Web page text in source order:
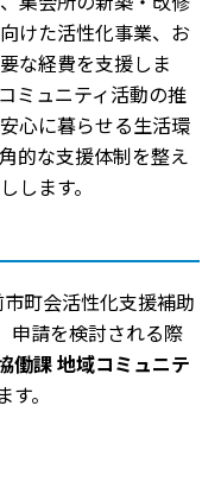
けた活性化事業、お
な経費を支援しま
ミュニティ活動の推
心に暮らせる生活環
的な支援体制を整え
します。
町会活性化支援補助
申請を検討される際
働課 地域コミュニテ
。